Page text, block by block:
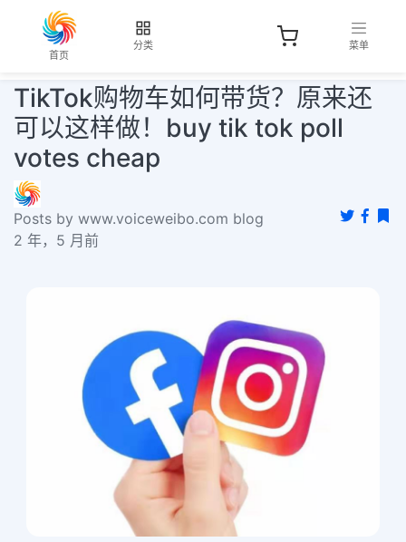
首页
分类 菜单
TikTok购物车如何带货？原来还
可以这样做！buy tik tok poll
votes cheap
Posts by www.voiceweibo.com blog
2 年，5 月前